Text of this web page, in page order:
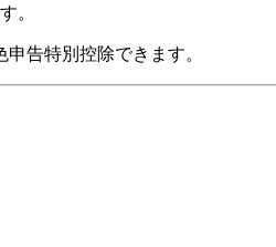
。
告特別控除できます。